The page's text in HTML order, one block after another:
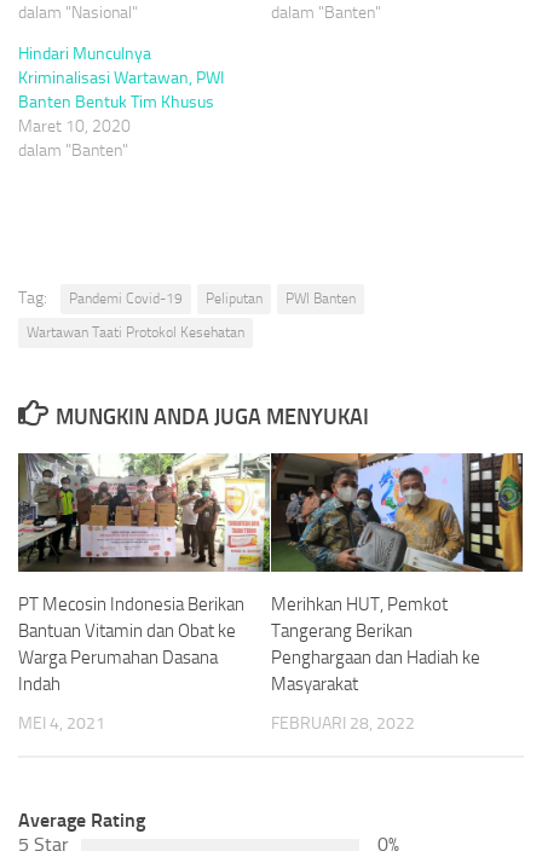
dalam "Nasional"
dalam "Banten"
Hindari Munculnya
Kriminalisasi Wartawan, PWI
Banten Bentuk Tim Khusus
Maret 10, 2020
dalam "Banten"
Tag: Pandemi Covid-19 Peliputan
PWI Banten
Wartawan Taati Protokol Kesehatan
MUNGKIN ANDA JUGA MENYUKAI
PT Mecosin Indonesia Berikan
Bantuan Vitamin dan Obat ke
Warga Perumahan Dasana
Indah
MEI 4, 2021
Merihkan HUT, Pemkot
Tangerang Berikan
Penghargaan dan Hadiah ke
Masyarakat
FEBRUARI 28, 2022
Average Rating
5 Star
0%